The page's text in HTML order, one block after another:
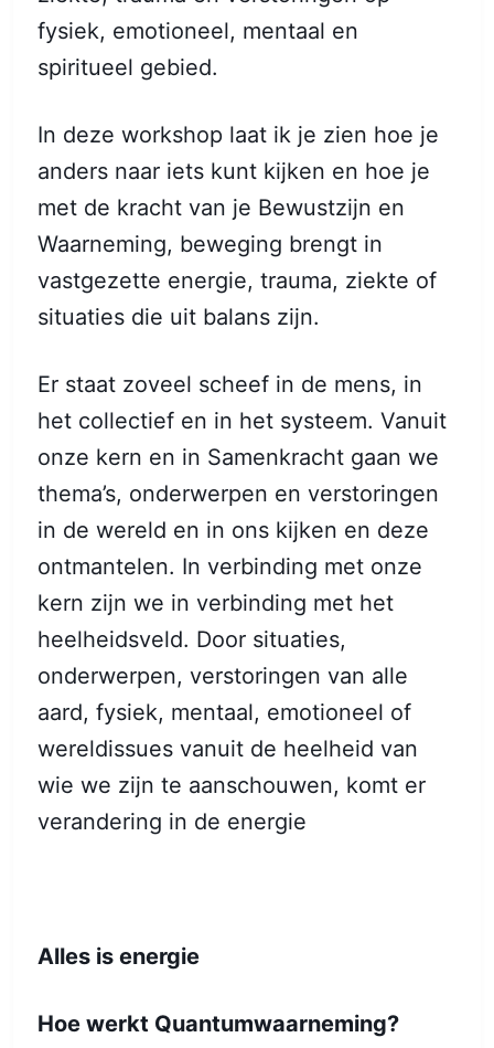
fysiek, emotioneel, mentaal en
spiritueel gebied.
In deze workshop laat ik je zien hoe je
anders naar iets kunt kijken en hoe je
met de kracht van je Bewustzijn en
Waarneming, beweging brengt in
vastgezette energie, trauma, ziekte of
situaties die uit balans zijn.
Er staat zoveel scheef in de mens, in
het collectief en in het systeem. Vanuit
onze kern en in Samenkracht gaan we
thema’s, onderwerpen en verstoringen
in de wereld en in ons kijken en deze
ontmantelen. In verbinding met onze
kern zijn we in verbinding met het
heelheidsveld. Door situaties,
onderwerpen, verstoringen van alle
aard, fysiek, mentaal, emotioneel of
wereldissues vanuit de heelheid van
wie we zijn te aanschouwen, komt er
verandering in de energie
Alles is energie
Hoe werkt Quantumwaarneming?